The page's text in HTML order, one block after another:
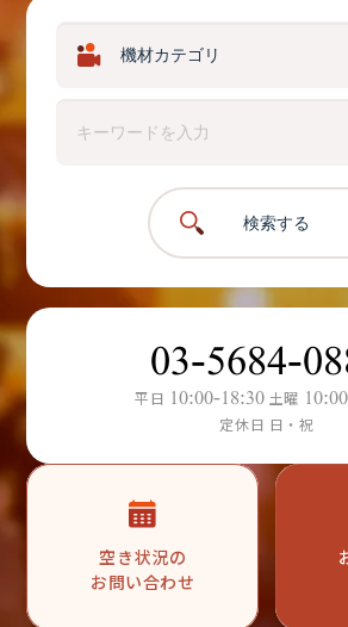
検索する
03-5684-
平日 10:00-18:30 土曜
定休日 日・祝
空き状況の
お問い合わせ